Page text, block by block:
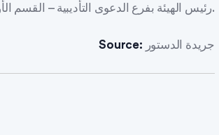
رئيس الهيئة بفرع الدعوى التأديبية – القسم الأول بالقاهرة.
Source: جريدة الدستور